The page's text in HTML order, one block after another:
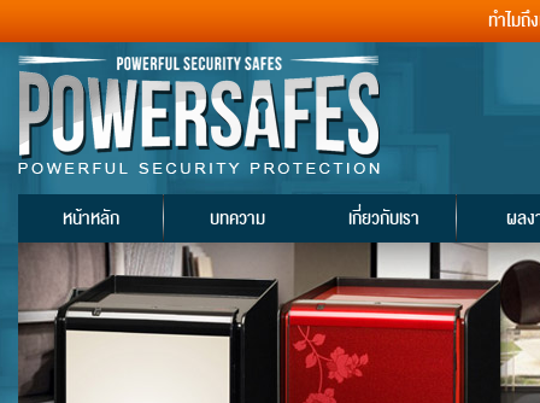
ทำไมถึ
หน้าหลัก บทความ เกี่ยวกับเรา ผลง